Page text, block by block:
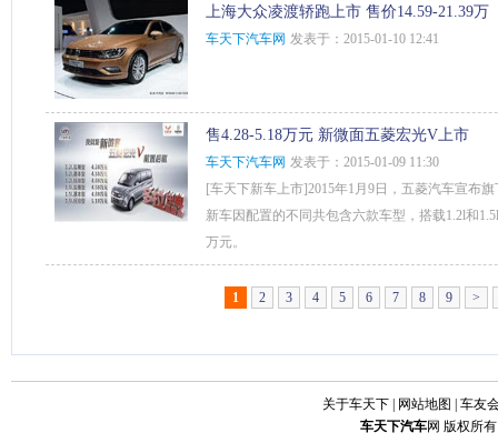
上海大众凌渡轿跑上市 售价14.59-21.39万
车天下汽车网 发表于：2015-01-10 12:41
售4.28-5.18万元 新微面五菱宏光V上市
车天下汽车网 发表于：2015-01-09 11:30
[车天下新车上市]2015年1月9日，五菱汽车宣布
新车因配置的不同共包含六款车型，搭载1.2l和
万元。
1 2 3 4 5 6 7 8 9 >
关于车天下 网站地图
车友
车天下汽车网 版权所